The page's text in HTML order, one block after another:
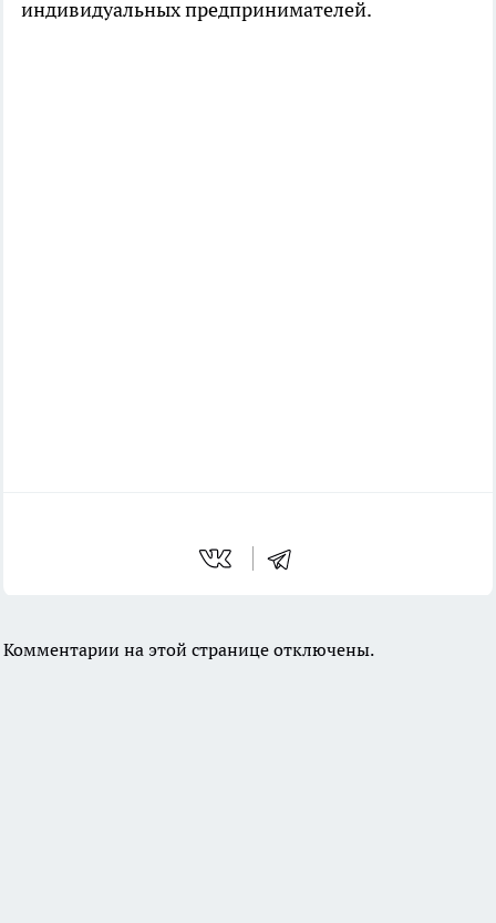
индивидуальных предпринимателей.
Комментарии на этой странице отключены.